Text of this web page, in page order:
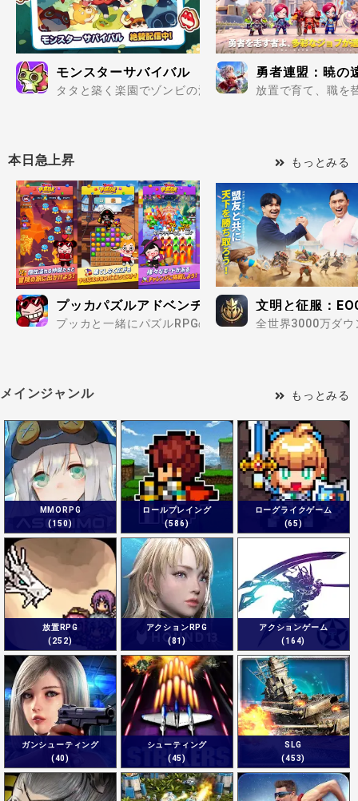
モンスターサバイバル
タタと築く楽園でゾンビの波を迎え撃て..
勇者連盟：暁の
放置で育て、職を
本日急上昇 もっとみる
プッカパズルアドベンチャー
プッカと一緒にパズルRPGの旅に出掛けよう！..
文明と征服：
全世界3000万ダ
メインジャンル もっとみる
MMORPG
(150)
ロールプレイング
(586)
ローグライクゲーム
(65)
放置RPG
(252)
アクションRPG
(81)
アクションゲーム
(164)
ガンシューティング
(40)
シューティング
(45)
SLG
(453)